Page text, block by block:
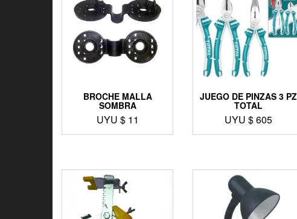
BROCHE MALLA
SOMBRA
UYU $ 11
JUEGO DE PINZAS 3 PZ
TOTAL
UYU $605